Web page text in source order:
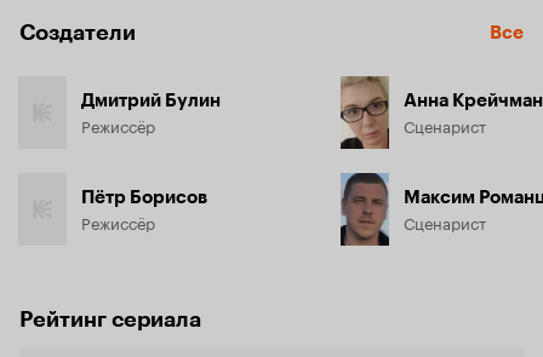
Создатели Все
Дмитрий Булин
Режиссёр
Пётр Борисов
Режиссёр
Анна Крейчман
Сценарист
Максим
Сценарист
Рейтинг сериала